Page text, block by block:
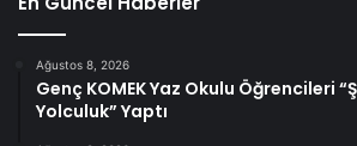
Ağustos 8, 2026
Genç KOMEK Yaz Okulu Öğrencileri
Yolculuk” Yaptı